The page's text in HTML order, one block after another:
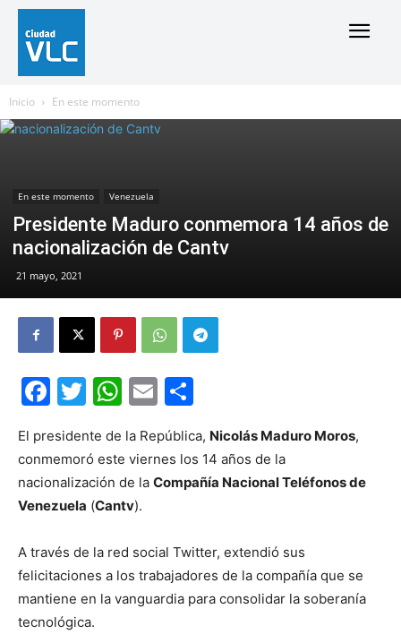
Inicio En este momento
En este momento Venezuela
Presidente Maduro conmemora 14 años de
nacionalización de Cantv
21 mayo, 2021
Facebook
Twitter
WhatsApp
Email
El presidente de la República, Nicolás Maduro Moros,
conmemoró este viernes los 14 años de la
nacionalización de la Compañía Nacional Teléfonos de
Venezuela (Cantv).
A través de la red social Twitter, extendió sus
felicitaciones a los trabajadores de la compañía que se
mantiene en la vanguardia para consolidar la soberanía
tecnológica.